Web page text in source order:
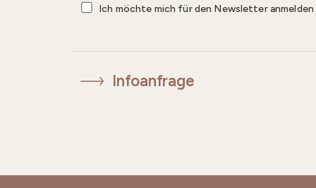
Ich möchte mich für den Newsletter
Infoanfrage